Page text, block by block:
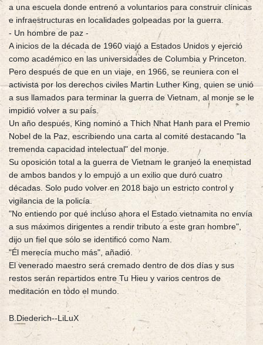
a una escuela donde entrenó a voluntarios para construir clínicas
e infraestructuras en localidades golpeadas por la guerra.
- Un hombre de paz -
A inicios de la década de 1960 viajó a Estados Unidos y ejerció
como académico en las universidades de Columbia y Princeton.
Pero después de que en un viaje, en 1966, se reuniera con el
activista por los derechos civiles Martin Luther King, quien se unió
a sus llamados para terminar la guerra de Vietnam, al monje se le
impidió volver a su país.
Un año después, King nominó a Thich Nhat Hanh para el Premio
Nobel de la Paz, escribiendo una carta al comité destacando "la
tremenda capacidad intelectual" del monje.
Su oposición total a la guerra de Vietnam le granjeó la enemistad
de ambos bandos y lo empujó a un exilio que duró cuatro
décadas. Solo pudo volver en 2018 bajo un estricto control y
vigilancia de la policía.
"No entiendo por qué incluso ahora el Estado vietnamita no envía
a sus máximos dirigentes a rendir tributo a este gran hombre",
dijo un fiel que sólo se identificó como Nam.
"Él merecía mucho más", añadió.
El venerado maestro será cremado dentro de dos días y sus
restos serán repartidos entre Tu Hieu y varios centros de
meditación en todo el mundo.
B.Diederich--LiLuX